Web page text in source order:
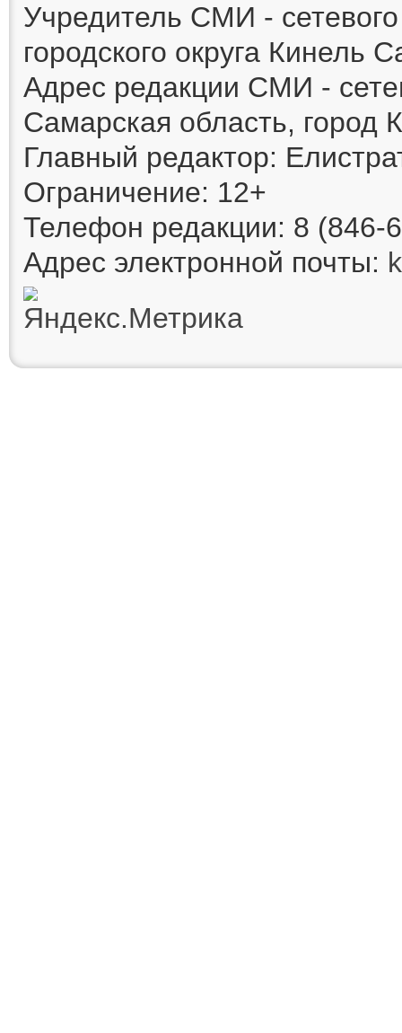
Учредитель СМИ -
городского округа Кинель
Адрес редакции СМИ -
Самарская область, город
Главный редактор:
Ограничение: 12+
Телефон редакции: 8 (846-
Адрес электронной почты: